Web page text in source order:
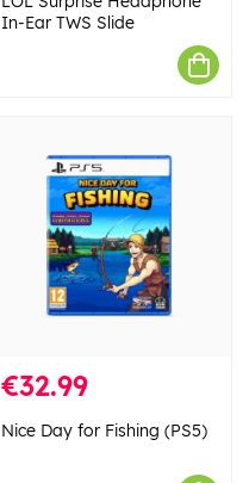
In-Ear TWS Slide
€32.99
Nice Day for Fishing (PS5)